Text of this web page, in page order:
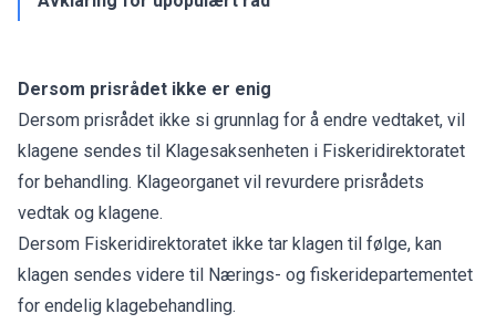
Dersom prisrådet ikke er enig
Dersom prisrådet ikke si grunnlag for å endre vedtaket, vil
klagene sendes til Klagesaksenheten i Fiskeridirektoratet
for behandling. Klageorganet vil revurdere prisrådets
vedtak og klagene.
Dersom Fiskeridirektoratet ikke tar klagen til følge, kan
klagen sendes videre til Nærings- og fiskeridepartementet
for endelig klagebehandling.